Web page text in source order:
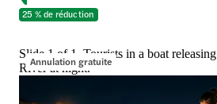
25 % de réduction
Annulation gratuite
Slide 1 of 1, Tourists in a boat
River at night.